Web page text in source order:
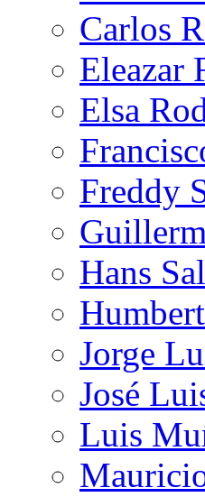
Carlos
Eleazar
Elsa
Freddy
Hans
Jorge
José
Luis